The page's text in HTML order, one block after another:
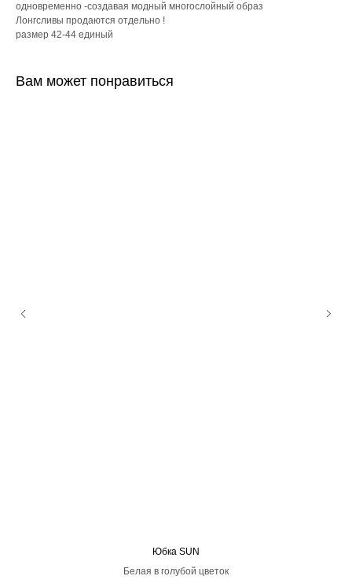
одновременно -создавая модный многослойный образ
Лонгсливы продаются отдельно !
размер 42-44 единый
Вам может понравиться
Юбка SUN
Белая в голубой цветок